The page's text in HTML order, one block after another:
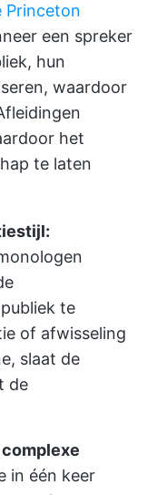
Princeton
een spreker
hun
waardoor
het
te laten
te
of afwisseling
slaat de
de
in één keer